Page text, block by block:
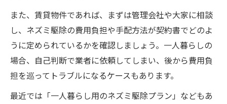
また、賃貸物件であれば、まずは管理会社や大家に相談
し、ネズミ駆除の費用負担や手配方法が契約書でどのよ
うに定められているかを確認しましょう。一人暮らしの
場合、自己判断で業者に依頼してしまい、後から費用負
担を巡ってトラブルになるケースもあります。
最近では「一人暮らし用のネズミ駆除プラン」などもあ